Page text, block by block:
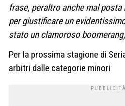
frase, peraltro anche mal posta
per giustificare un
stato un clamoroso
Per la prossima stagione di
arbitri dalle categorie minori